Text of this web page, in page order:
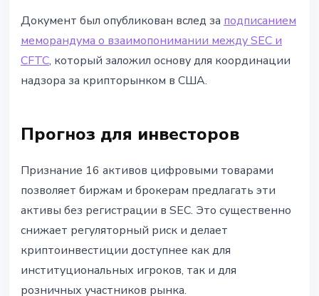
Документ был опубликован вслед за подписанием
меморандума о взаимопонимании между SEC и
CFTC, который заложил основу для координации
надзора за крипторынком в США.
Прогноз для инвесторов
Признание 16 активов цифровыми товарами
позволяет биржам и брокерам предлагать эти
активы без регистрации в SEC. Это существенно
снижает регуляторный риск и делает
криптоинвестиции доступнее как для
институциональных игроков, так и для
розничных участников рынка.